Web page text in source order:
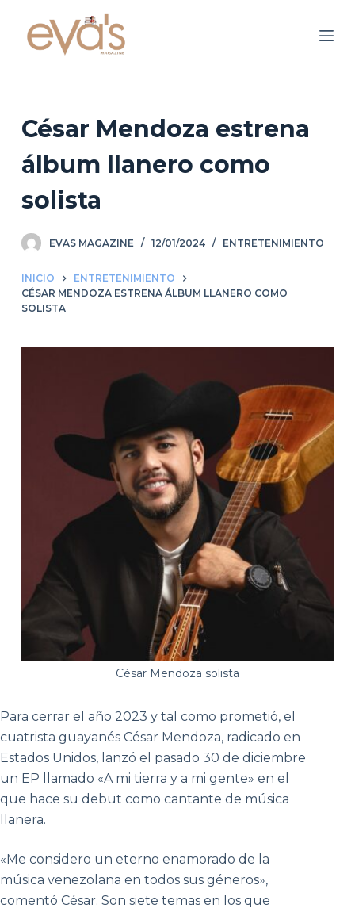
o
n
o
César Mendoza estrena
álbum llanero como
solista
EVAS MAGAZINE 12/01/2024 ENTRETENIMIENTO
INICIO
ENTRETENIMIENTO
CÉSAR MENDOZA ESTRENA ÁLBUM LLANERO COMO
SOLISTA
César Mendoza solista
Para cerrar el año 2023 y tal como prometió, el
cuatrista guayanés César Mendoza, radicado en
Estados Unidos, lanzó el pasado 30 de diciembre
un EP llamado «A mi tierra y a mi gente» en el
que hace su debut como cantante de música
llanera.
«Me considero un eterno enamorado de la
música venezolana en todos sus géneros»,
comentó César. Son siete temas en los que